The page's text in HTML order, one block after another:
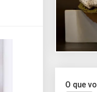
O que